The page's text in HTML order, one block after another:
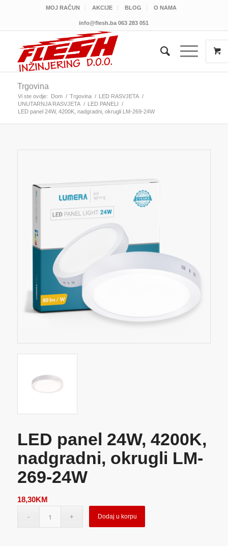
MOJ RAČUN AKCIJE BLOG O NAMA
info@flesh.ba 063 283 051
Trgovina
Vi ste ovdje: Dom / Trgovina / LED RASVJETA /
UNUTARNJA RASVJETA / LED PANELI /
LED panel 24W, 4200K, nadgradni, okrugli LM-269-24W
LED panel 24W, 4200K,
nadgradni, okrugli LM-
269-24W
18,30KM
Dodaj u korpu